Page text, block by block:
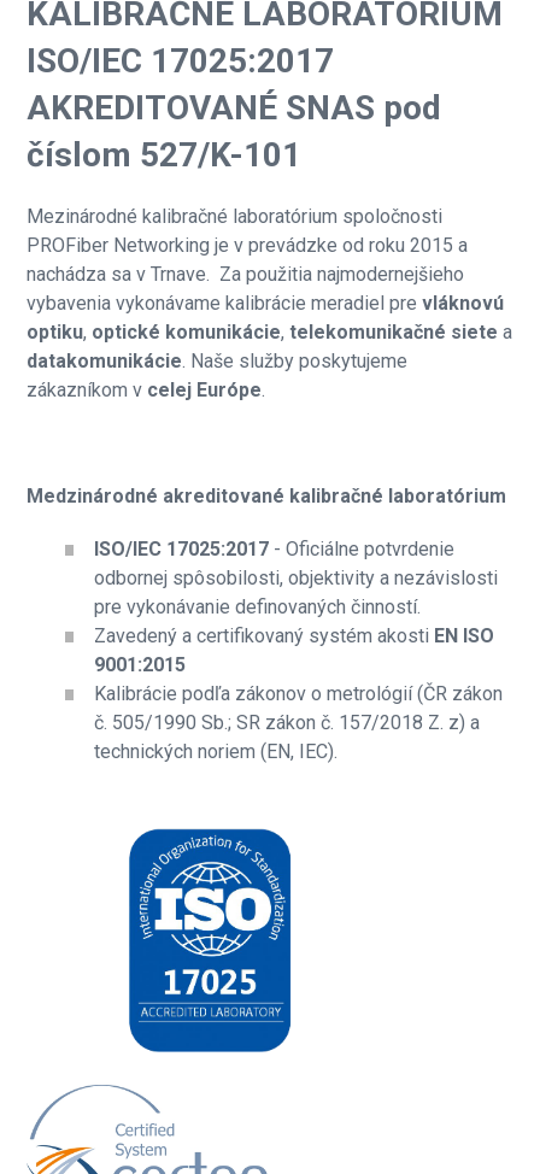
KALIBRAČNÉ LABORATÓRIUM
ISO/IEC 17025:2017
AKREDITOVANÉ SNAS pod
číslom 527/K-101
Mezinárodné kalibračné laboratórium spoločnosti
PROFiber Networking je v prevádzke od roku 2015 a
nachádza sa v Trnave. Za použitia najmodernejšieho
vybavenia vykonávame kalibrácie meradiel prevláknovú
optiku, optické komunikácie,telekomunikačné siete a
datakomunikácie . Naše služby poskytujeme
zákazníkom v celej Európe
Medzinárodné akreditované kalibračné laboratórium
ISO/IEC 17025:2017 - Oficiálne potvrdenie
odbornej spôsobilosti, objektivity a nezávislosti
pre vykonávanie definovaných činností.
Zavedený a certifikovaný systém akosti EN ISO
9001:2015
Kalibrácie podľa zákonov o metrológií (ČR zákon
č. 505/1990 Sb.; SR zákon č. 157/2018 Z. z) a
technických noriem (EN, IEC).